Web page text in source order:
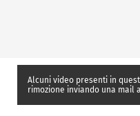
Alcuni video presenti in
rimozione inviando una mail